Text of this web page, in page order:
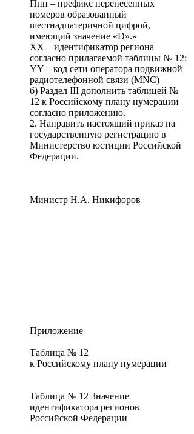
Ппн – префикс перенесенных
номеров образованный
шестнадцатеричной цифрой,
имеющий значение «D».»
XX – идентификатор региона
согласно прилагаемой таблицы № 12;
YY – код сети оператора подвижной
радиотелефонной связи (MNC)
б) Раздел III дополнить таблицей №
12 к Российскому плану нумерации
согласно приложению.
2. Направить настоящий приказ на
государственную регистрацию в
Министерство юстиции Российской
Федерации.
Министр Н.А. Никифоров
Приложение
Таблица № 12
к Российскому плану нумерации
Таблица № 12 Значение
идентификатора регионов
Российской Федерации